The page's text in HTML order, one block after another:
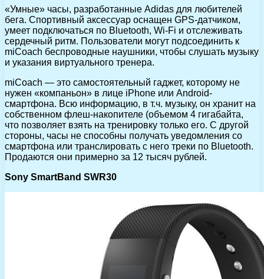
«Умные» часы, разработанные Adidas для любителей
бега. Спортивный аксессуар оснащен GPS-датчиком,
умеет подключаться по Bluetooth, Wi-Fi и отслеживать
сердечный ритм. Пользователи могут подсоединить к
miCoach беспроводные наушники, чтобы слушать музыку
и указания виртуального тренера.
miCoach — это самостоятельный гаджет, которому не
нужен «компаньон» в лице iPhone или Android-
смартфона. Всю информацию, в т.ч. музыку, он хранит на
собственном флеш-накопителе (объемом 4 гигабайта,
что позволяет взять на тренировку только его. С другой
стороны, часы не способны получать уведомления со
смартфона или транслировать с него треки по Bluetooth.
Продаются они примерно за 12 тысяч рублей.
Sony SmartBand SWR30